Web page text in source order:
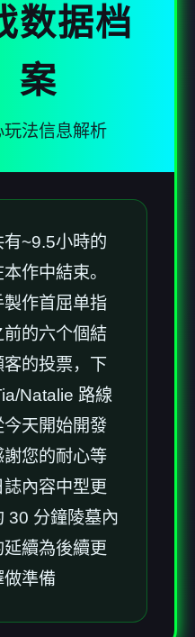
数据档
案
玩法信息解析
~9.5小時的
作中結束。
作首屈单指
的六个個結
的投票，下
Natalie 路線
天開始開發
您的耐心等
內容中型更
30 分鐘陵墓內
續為後續更
準備